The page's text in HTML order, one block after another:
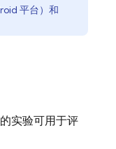
平台）和
的实验可用于评